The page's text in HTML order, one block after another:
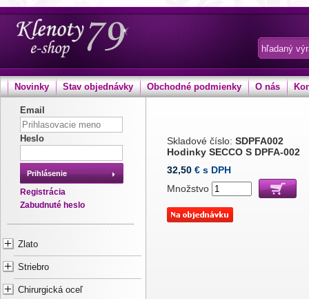
Novinky Stav objednávky Obchodné podmienky O nás
Email
Heslo
Prihlásenie
Registrácia
Zabudnuté heslo
Zlato
Striebro
Chirurgická oceľ
Skladové číslo: SDPFA002
Hodinky SECCO S DPFA-002
32,50 € s DPH
Množstvo